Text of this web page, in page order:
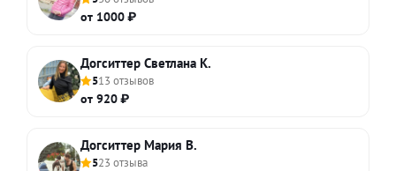
от 1000 ₽
Догситтер Светлана К.
513 отзывов
от 920 ₽
Догситтер Мария В.
523 отзыва